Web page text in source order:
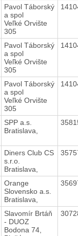
Pavol Táborský
a spol
Veľké Orvište
305
Pavol Táborský
a spol
Veľké Orvište
305
Pavol Táborský
a spol
Veľké Orvište
305
SPP a.s.
Bratislava,
Diners Club CS
s.r.o.
Bratislava,
Orange
Slovensko a.s.
Bratislava,
Slavomír Brtáň
- DUOZ
Bodona 74,